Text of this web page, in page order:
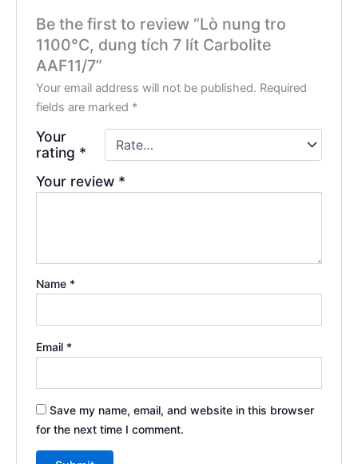
Be the first to review “Lò nung tro
1100°C, dung tích 7 lít Carbolite
AAF11/7”
Your email address will not be published. Required
fields are marked *
Your
rating *
Your review *
Name *
Email *
Save my name, email, and website in this browser
for the next time I comment.